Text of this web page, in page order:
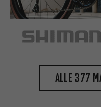
Alle 377